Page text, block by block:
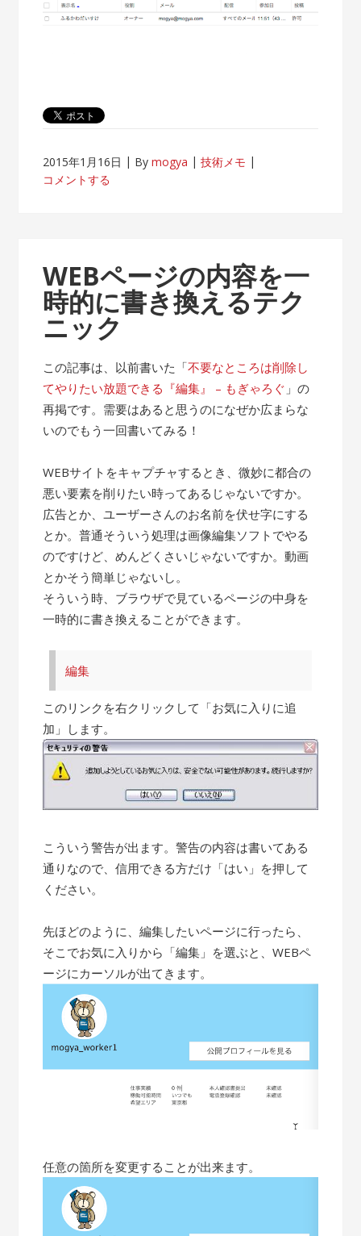
2015年1月16日 Bymogya
技術メモ
コメントする
WEBページの内容を一
時的に書き換えるテク
ニック
この記事は、以前書いた「不要なところは削除し
てやりたい放題できる『編集』 – もぎゃろぐ 」の
再掲です。需要はあると思うのになぜか広まらな
いのでもう一回書いてみる！
WEBサイトをキャプチャするとき、微妙に都合の
悪い要素を削りたい時ってあるじゃないですか。
広告とか、ユーザーさんのお名前を伏せ字にする
とか。普通そういう処理は画像編集ソフトでやる
のですけど、めんどくさいじゃないですか。動画
とかそう簡単じゃないし。
そういう時、ブラウザで見ているページの中身を
一時的に書き換えることができます。
編集
このリンクを右クリックして「お気に入りに追
加」します。
こういう警告が出ます。警告の内容は書いてある
通りなので、信用できる方だけ「はい」を押して
ください。
先ほどのように、編集したいページに行ったら、
そこでお気に入りから「編集」を選ぶと、WEBペ
ージにカーソルが出てきます。
任意の箇所を変更することが出来ます。